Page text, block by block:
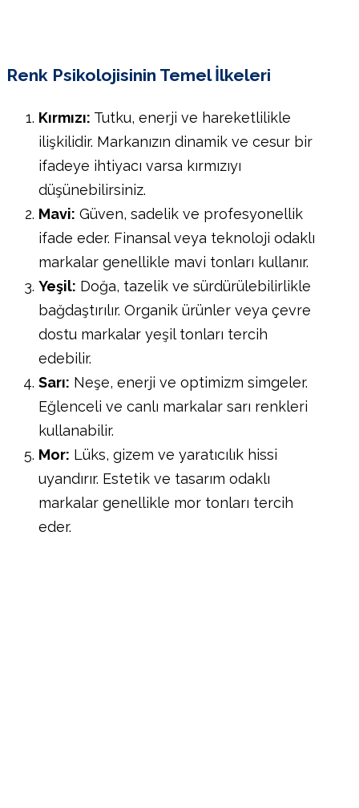
Renk Psikolojisinin Temel İlkeleri
Kırmızı: Tutku, enerji ve hareketlilikle
ilişkilidir. Markanızın dinamik ve cesur bir
ifadeye ihtiyacı varsa kırmızıyı
düşünebilirsiniz.
Mavi: Güven, sadelik ve profesyonellik
ifade eder. Finansal veya teknoloji odaklı
markalar genellikle mavi tonları kullanır.
Yeşil: Doğa, tazelik ve sürdürülebilirlikle
bağdaştırılır. Organik ürünler veya çevre
dostu markalar yeşil tonları tercih
edebilir.
Sarı: Neşe, enerji ve optimizm simgeler.
Eğlenceli ve canlı markalar sarı renkleri
kullanabilir.
Mor: Lüks, gizem ve yaratıcılık hissi
uyandırır. Estetik ve tasarım odaklı
markalar genellikle mor tonları tercih
eder.